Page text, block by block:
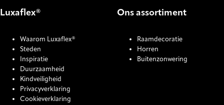
Luxaflex®
Waarom Luxaflex®
Steden
Inspiratie
Duurzaamheid
Kindveiligheid
Privacyverklaring
Cookieverklaring
Ons assortiment
Raamdecoratie
Horren
Buitenzonwering